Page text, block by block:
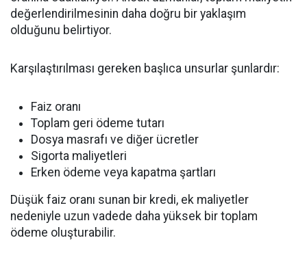
değerlendirilmesinin daha doğru bir yaklaşım
olduğunu belirtiyor.
Karşılaştırılması gereken başlıca unsurlar şunlardır:
Faiz oranı
Toplam geri ödeme tutarı
Dosya masrafı ve diğer ücretler
Sigorta maliyetleri
Erken ödeme veya kapatma şartları
Düşük faiz oranı sunan bir kredi, ek maliyetler
nedeniyle uzun vadede daha yüksek bir toplam
ödeme oluşturabilir.